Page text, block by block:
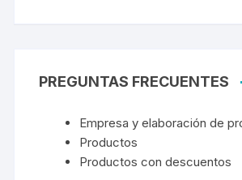
PREGUNTAS FRECUENTES
Empresa y elaboración de
Productos
Productos con descuentos